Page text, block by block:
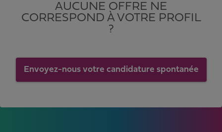
AUCUNE OFFRE NE
CORRESPOND À VOTRE PROFIL
?
Envoyez-nous votre candidature spontanée